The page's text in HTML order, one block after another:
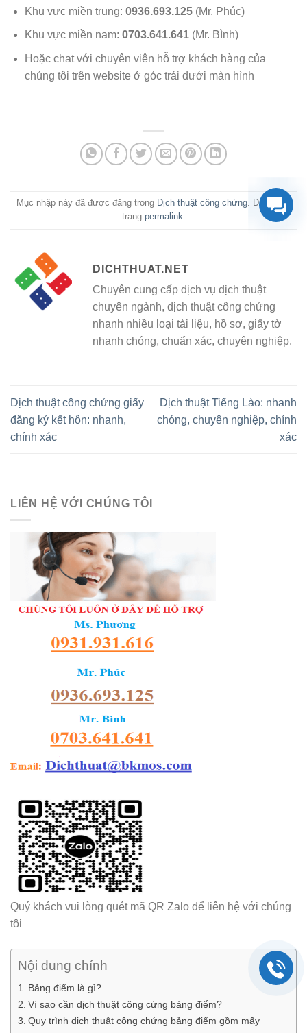
Khu vực miền trung: 0936.693.125(Mr. Phúc)
Khu vực miền nam: 0703.641.641(Mr. Bình)
Hoặc chat với chuyên viên hỗ trợ khách hàng của
chúng tôi trên website ở góc trái dưới màn hình
Mục nhập này đã được đăng trong Dịch thuật công chứng . Đánh dấu
trang permalink
DICHTHUAT.NET
Chuyên cung cấp dịch vụ dịch thuật
chuyên ngành, dịch thuật công chứng
nhanh nhiều loại tài liệu, hồ sơ, giấy tờ
nhanh chóng, chuẩn xác, chuyên nghiệp.
Dịch thuật công chứng giấy
đăng ký kết hôn: nhanh,
chính xác
Dịch thuật Tiếng Lào: nhanh
chóng, chuyên nghiệp, chính
xác
LIÊN HỆ VỚI CHÚNG TÔI
Quý khách vui lòng quét mã QR Zalo để liên hệ với chúng
tôi
Nội dung chính
Bảng điểm là gì?
Vì sao cần dịch thuật công cứng bảng điểm?
Quy trình dịch thuật công chứng bảng điểm gồm mấy